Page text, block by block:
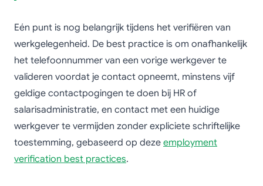
Eén punt is nog belangrijk tijdens het verifiëren van
werkgelegenheid. De best practice is om onafhankelijk
het telefoonnummer van een vorige werkgever te
valideren voordat je contact opneemt, minstens vijf
geldige contactpogingen te doen bij HR of
salarisadministratie, en contact met een huidige
werkgever te vermijden zonder expliciete schriftelijke
toestemming, gebaseerd op deze employment
verification best practices.